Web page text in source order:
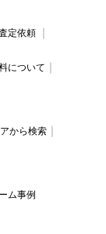
定依頼
について
から検索
ム事例